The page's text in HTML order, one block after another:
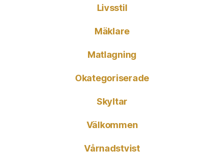
Livsstil
Mäklare
Matlagning
Okategoriserade
Skyltar
Välkommen
Vårnadstvist